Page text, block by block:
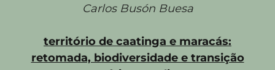
Carlos Busón Buesa
território de caatinga e maracás:
retomada, biodiversidade e transição